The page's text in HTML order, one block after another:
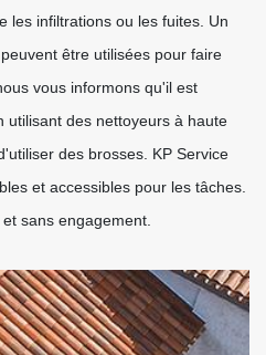
les infiltrations ou les fuites. Un
être utilisées pour faire
vous informons qu'il est
utilisant des nettoyeurs à haute
des brosses. KP Service
et accessibles pour les tâches.
sans engagement.